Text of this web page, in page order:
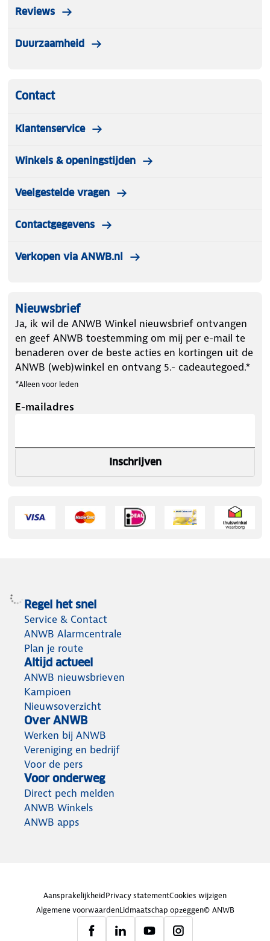
Reviews
Duurzaamheid
Contact
Klantenservice
Winkels & openingstijden
Veelgestelde vragen
Contactgegevens
Verkopen via ANWB.nl
Nieuwsbrief
Ja, ik wil de ANWB Winkel nieuwsbrief ontvangen
en geef ANWB toestemming om mij per e-mail te
benaderen over de beste acties en kortingen uit de
ANWB (web)winkel en ontvang 5.- cadeautegoed.*
*Alleen voor leden
E-mailadres
Inschrijven
Regel het snel
Service & Contact
ANWB Alarmcentrale
Plan je route
Altijd actueel
ANWB nieuwsbrieven
Kampioen
Nieuwsoverzicht
Over ANWB
Werken bij ANWB
Vereniging en bedrijf
Voor de pers
Voor onderweg
Direct pech melden
ANWB Winkels
ANWB apps
AansprakelijkheidPrivacy statementCookies wijzigen
Algemene voorwaardenLidmaatschap opzeggen© ANWB